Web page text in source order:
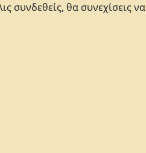
συνδεθείς, θα συνεχίσεις να